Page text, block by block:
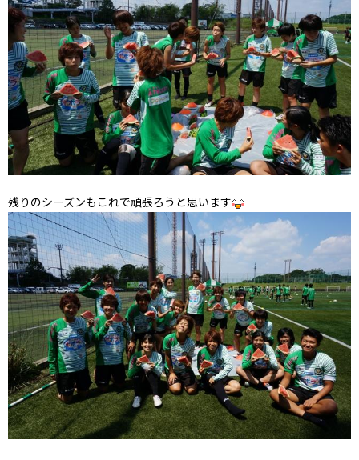
残りのシーズンもこれで頑張ろうと思います